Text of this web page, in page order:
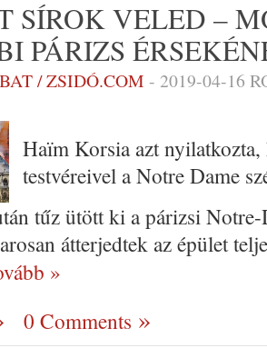
SÍROK VELED –
PÁRIZS
/ ZSIDÓ.COM - 2019-04-16
Haïm Korsia azt
testvéreivel a Notre Dame
tűz ütött ki a párizsi Notre-
átterjedtek az épület
»
0 Comments